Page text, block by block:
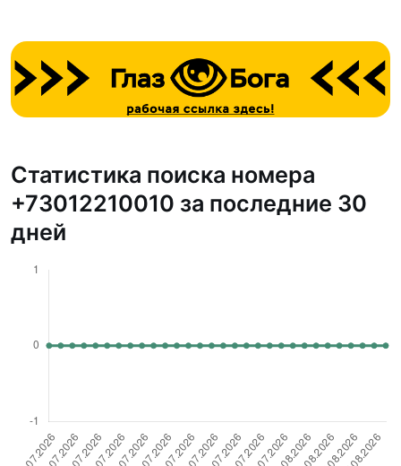
Статистика поиска номера
+73012210010 за последние 30
дней